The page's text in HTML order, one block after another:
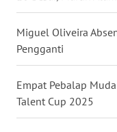
Miguel Oliveira
Pengganti
Empat Pebalap
Talent Cup 2025
BENGKULU
WN
LAMPUNG
WN